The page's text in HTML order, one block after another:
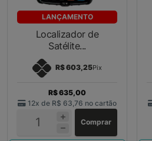
LANÇAMENTO
Localizador de
Satélite...
R$ 603,25Pix
R$ 635,00
12x de R$ 63,76 no cartão
Comprar